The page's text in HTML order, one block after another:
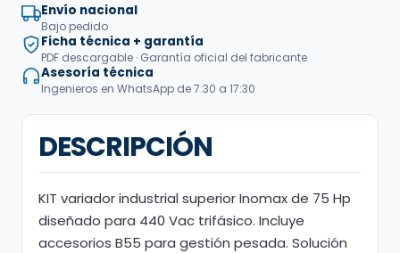
Envío nacional
Bajo pedido
Ficha técnica + garantía
PDF descargable · Garantía oficial del fabricante
Asesoría técnica
Ingenieros en WhatsApp de 7:30 a 17:30
DESCRIPCIÓN
KIT variador industrial superior Inomax de 75 Hp
diseñado para 440 Vac trifásico. Incluye
accesorios B55 para gestión pesada. Solución